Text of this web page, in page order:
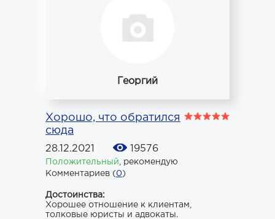
Георгий
Хорошо, что обратился
сюда
28.12.2021 19576
Положительный
рекомендую
Комментариев (0)
Достоинства:
Хорошее отношение к клиентам,
толковые юристы и адвокаты.